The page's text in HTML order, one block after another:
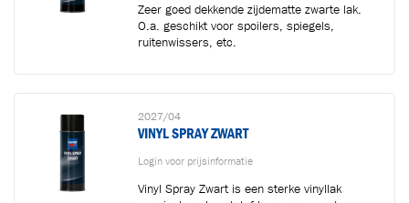
Zeer goed dekkende zijdematte zwarte lak.
O.a. geschikt voor spoilers, spiegels,
ruitenwissers, etc.
2027/04
VINYL SPRAY ZWART
Login voor prijsinformatie
Vinyl Spray Zwart is een sterke vinyllak